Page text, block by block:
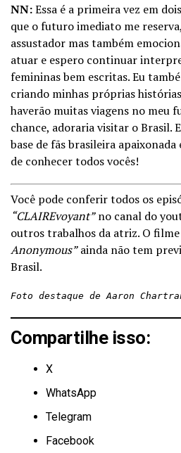
NN:Essa é a primeira vez em
que o futuro imediato me
assustador mas também
atuar e espero continuar
femininas bem escritas. Eu
criando minhas próprias
haverão muitas viagens no meu
chance, adoraria visitar o Brasil.
base de fãs brasileira
de conhecer todos vocês!
Você pode conferir todos os
“CLAIREvoyant”no canal do
outros trabalhos da atriz. O filme
Anonymous”ainda não tem
Brasil.
Foto destaque de Aaron
Compartilhe isso:
X
WhatsApp
Telegram
Facebook